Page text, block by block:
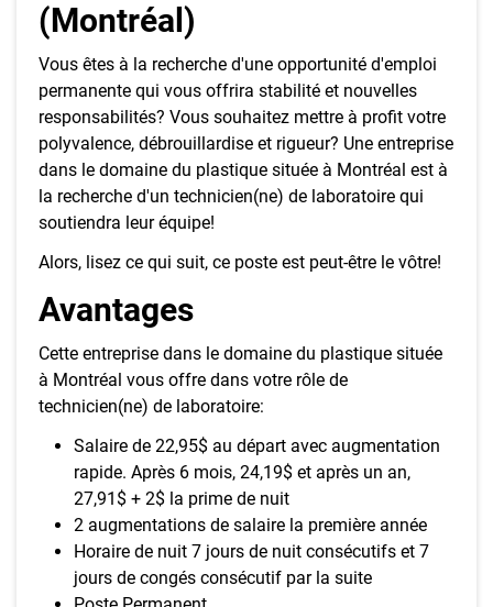
(Montréal)
Vous êtes à la recherche d'une opportunité d'emploi
permanente qui vous offrira stabilité et nouvelles
responsabilités? Vous souhaitez mettre à profit votre
polyvalence, débrouillardise et rigueur? Une entreprise
dans le domaine du plastique située à Montréal est à
la recherche d'un technicien(ne) de laboratoire qui
soutiendra leur équipe!
Alors, lisez ce qui suit, ce poste est peut-être le vôtre!
Avantages
Cette entreprise dans le domaine du plastique située
à Montréal vous offre dans votre rôle de
technicien(ne) de laboratoire:
Salaire de 22,95$ au départ avec augmentation
rapide. Après 6 mois, 24,19$ et après un an,
27,91$ + 2$ la prime de nuit
2 augmentations de salaire la première année
Horaire de nuit 7 jours de nuit consécutifs et 7
jours de congés consécutif par la suite